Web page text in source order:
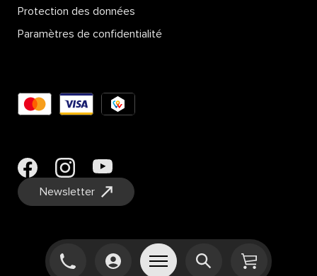
Protection des données
Paramètres de confidentialité
Newsletter